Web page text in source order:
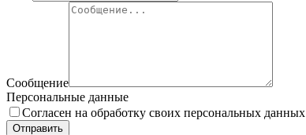
Сообщение
Персональные данные
Согласен на обработку своих персональных данных
Отправить